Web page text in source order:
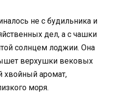
не с будильника и
дел, а с чашки
солнцем лоджии. Она
верхушки вековых
хвойный аромат,
моря.